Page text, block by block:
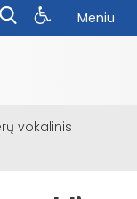
Meniu
vokalinis